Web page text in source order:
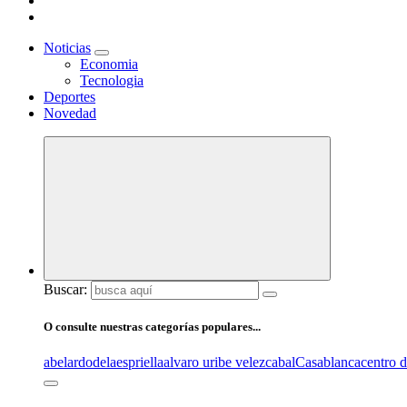
Noticias
Economia
Tecnologia
Deportes
Novedad
Buscar:
O consulte nuestras categorías populares...
abelardodelaespriellaalvaro uribe velezcabalCasablancacentro